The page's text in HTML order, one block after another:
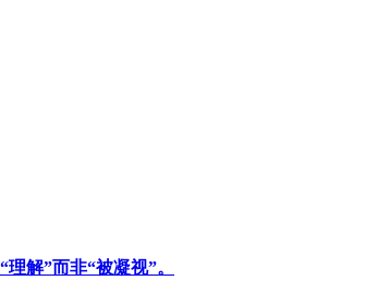
解”而非“被凝视”。